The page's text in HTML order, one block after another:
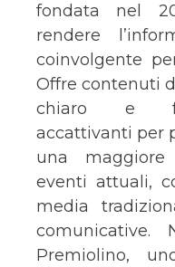
fondata nel
rendere
coinvolgente
Offre contenuti
chiaro e
accattivanti per
una maggiore
eventi attuali,
media
Premiolino,